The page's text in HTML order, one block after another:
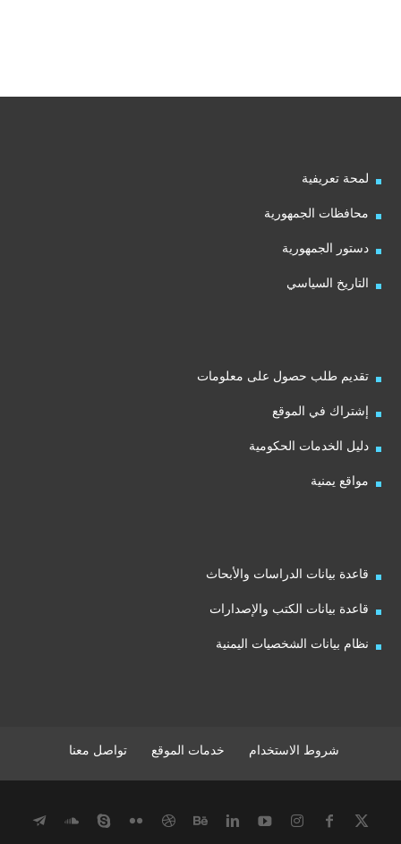
لمحة تعريفية
محافظات الجمهورية
دستور الجمهورية
التاريخ السياسي
تقديم طلب حصول على معلومات
إشتراك في الموقع
دليل الخدمات الحكومية
مواقع يمنية
قاعدة بيانات الدراسات والأبحاث
قاعدة بيانات الكتب والإصدارات
نظام بيانات الشخصيات اليمنية
شروط الاستخدام خدمات الموقع تواصل معنا